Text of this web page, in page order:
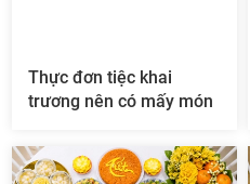
Thực đơn tiệc khai
trương nên có mấy món